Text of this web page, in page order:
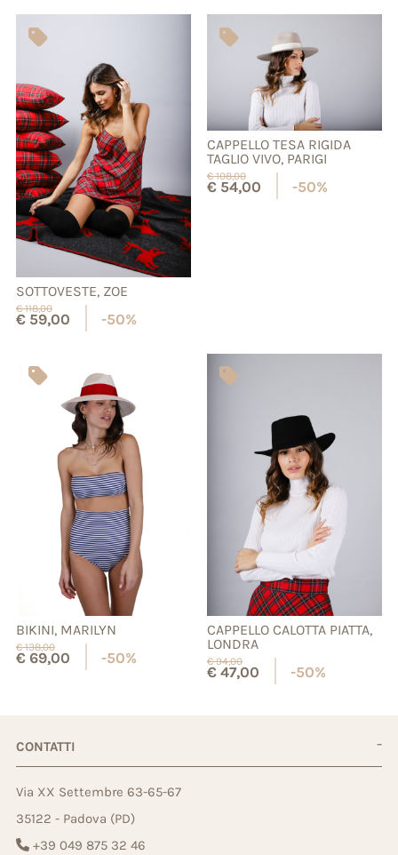
SOTTOVESTE, ZOE
€118,00
€59,00 -50%
CAPPELLO TESA RIGIDA
TAGLIO VIVO, PARIGI
€108,00
€54,00 -50%
BIKINI, MARILYN
€138,00
€69,00 -50%
CAPPELLO CALOTTA PIATTA,
LONDRA
€94,00
€47,00 -50%
CONTATTI
Via XX Settembre 63-65-67
35122 - Padova (PD)
+39 049 875 32 46